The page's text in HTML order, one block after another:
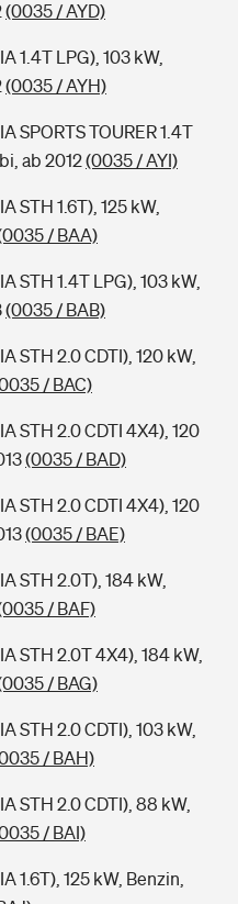
(0035 / AYD)
1.4T LPG), 103 kW,
(0035 / AYH)
SPORTS TOURER 1.4T
ab 2012(0035 / AYI)
STH 1.6T), 125 kW,
/ BAA)
STH 1.4T LPG), 103 kW,
(0035 / BAB)
STH 2.0 CDTI), 120 kW,
/ BAC)
STH 2.0 CDTI 4X4), 120
(0035 / BAD)
STH 2.0 CDTI 4X4), 120
(0035 / BAE)
STH 2.0T), 184 kW,
/ BAF)
STH 2.0T 4X4), 184 kW,
/ BAG)
STH 2.0 CDTI), 103 kW,
/ BAH)
STH 2.0 CDTI), 88 kW,
/ BAI)
1.6T), 125 kW, Benzin,